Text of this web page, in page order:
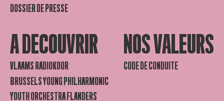
DOSSIER DE PRESSE
A DECOUVRIR
VLAAMS RADIOKOOR
BRUSSELS YOUNG PHILHARMONIC
YOUTH ORCHESTRA FLANDERS
NOS VALEURS
CODE DE CONDUITE